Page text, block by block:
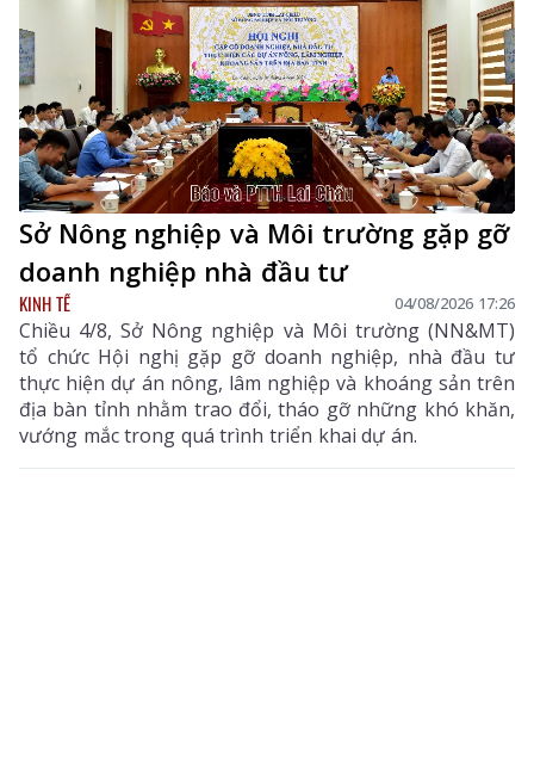
Sở Nông nghiệp và Môi trường gặp gỡ
doanh nghiệp nhà đầu tư
KINH TẾ 04/08/2026 17:26
Chiều 4/8, Sở Nông nghiệp và Môi trường (NN&MT)
tổ chức Hội nghị gặp gỡ doanh nghiệp, nhà đầu tư
thực hiện dự án nông, lâm nghiệp và khoáng sản trên
địa bàn tỉnh nhằm trao đổi, tháo gỡ những khó khăn,
vướng mắc trong quá trình triển khai dự án.